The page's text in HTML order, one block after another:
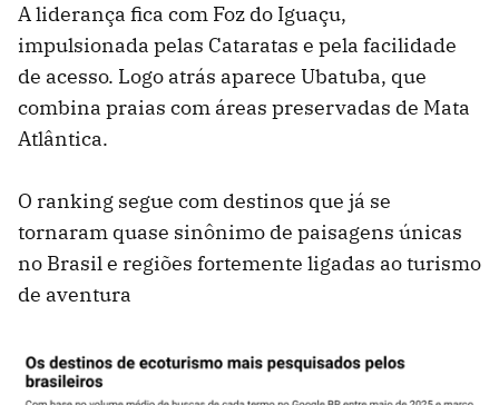
A liderança fica com Foz do Iguaçu,
impulsionada pelas Cataratas e pela facilidade
de acesso. Logo atrás aparece Ubatuba, que
combina praias com áreas preservadas de Mata
Atlântica.
O ranking segue com destinos que já se
tornaram quase sinônimo de paisagens únicas
no Brasil e regiões fortemente ligadas ao turismo
de aventura